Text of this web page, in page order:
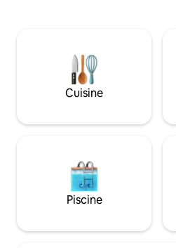
incluyendo nevera, microondas,
cafetera, entre otros, para que
disfrutar de una estancia cómoda
preocupaciones. • El apartamento tiene
creando un ambiente cálido y
comunicado, el apartamento se
encuentra en una zona tranquila,
garantizando un descanso pleno
ruidos molestos.
Cuisine
Piscine